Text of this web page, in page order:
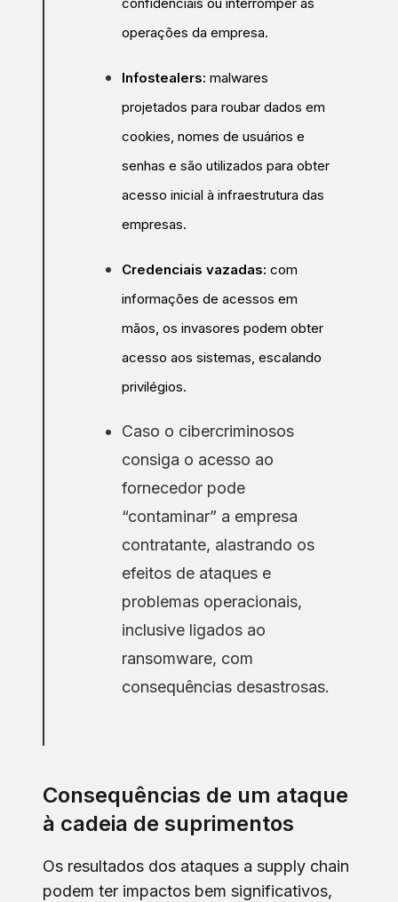
operações da empresa.
Infostealers:malwares
projetados para roubar dados em
cookies, nomes de usuários e
senhas e são utilizados para obter
acesso inicial à infraestrutura das
empresas.
Credenciais vazadas:com
informações de acessos em
mãos, os invasores podem obter
acesso aos sistemas, escalando
privilégios.
Caso o cibercriminosos
consiga o acesso ao
fornecedor pode
“contaminar” a empresa
contratante, alastrando os
efeitos de ataques e
problemas operacionais,
inclusive ligados ao
ransomware, com
consequências desastrosas.
Consequências de um ataque
à cadeia de suprimentos
Os resultados dos ataques a supply chain
podem ter impactos bem significativos,